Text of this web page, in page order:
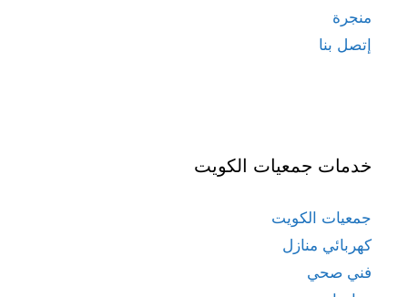
منجرة
إتصل بنا
خدمات جمعيات الكويت
جمعيات الكويت
كهربائي منازل
فني صحي